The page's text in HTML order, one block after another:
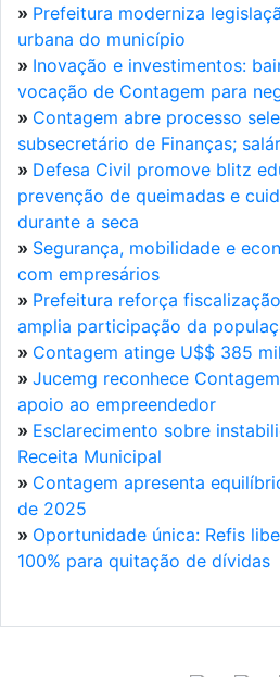
» Prefeitura moderniza
urbana do município
» Inovação e investimentos:
vocação de Contagem para
» Contagem abre processo
subsecretário de Finanças;
» Defesa Civil promove blitz
prevenção de queimadas e
durante a seca
» Segurança, mobilidade e
com empresários
» Prefeitura reforça
amplia participação da
» Contagem atinge U$$ 385
» Jucemg reconhece
apoio ao empreendedor
» Esclarecimento sobre
Receita Municipal
» Contagem apresenta
de 2025
» Oportunidade única: Refis
100% para quitação de dívidas